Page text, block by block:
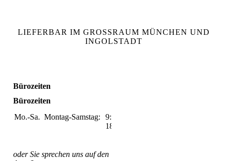
LIEFERBAR IM GROSSRAUM MÜNCHEN UND
INGOLSTADT
Bürozeiten
Bürozeiten
Mo.-Sa.Montag-Samstag:
9:00-
18:00
oder Sie sprechen uns auf den